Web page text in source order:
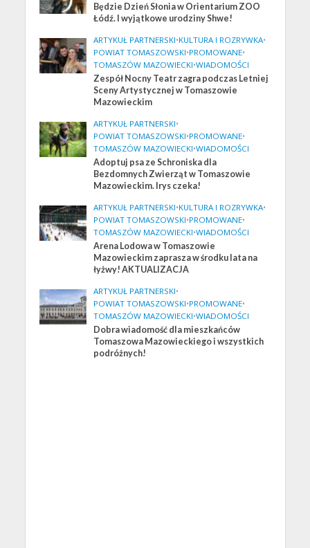
Będzie Dzień Słonia w Orientarium ZOO
Łódź. I wyjątkowe urodziny Shwe!
ARTYKUŁ PARTNERSKI•KULTURA I ROZRYWKA•
POWIAT TOMASZOWSKI•PROMOWANE•
TOMASZÓW MAZOWIECKI•WIADOMOŚCI
Zespół Nocny Teatr zagra podczas Letniej
Sceny Artystycznej w Tomaszowie
Mazowieckim
ARTYKUŁ PARTNERSKI•
POWIAT TOMASZOWSKI•PROMOWANE•
TOMASZÓW MAZOWIECKI•WIADOMOŚCI
Adoptuj psa ze Schroniska dla
Bezdomnych Zwierząt w Tomaszowie
Mazowieckim. Irys czeka!
ARTYKUŁ PARTNERSKI•KULTURA I ROZRYWKA•
POWIAT TOMASZOWSKI•PROMOWANE•
TOMASZÓW MAZOWIECKI•WIADOMOŚCI
Arena Lodowa w Tomaszowie
Mazowieckim zaprasza w środku lata na
łyżwy! AKTUALIZACJA
ARTYKUŁ PARTNERSKI•
POWIAT TOMASZOWSKI•PROMOWANE•
TOMASZÓW MAZOWIECKI•WIADOMOŚCI
Dobra wiadomość dla mieszkańców
Tomaszowa Mazowieckiego i wszystkich
podróżnych!